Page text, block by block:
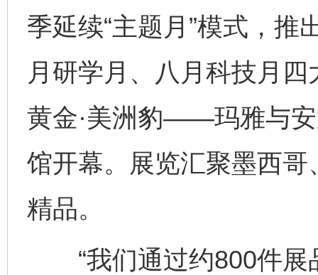
季延续“主题月”模式，
月研学月、八月科技月四
黄金·美洲豹——玛雅与安
馆开幕。展览汇聚墨西
精品。
“我们通过约800件展